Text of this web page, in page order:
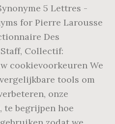
5 Lettres -
for Pierre Larousse
Des
Collectif:
cookievoorkeuren We
tools om
onze
te begrijpen hoe